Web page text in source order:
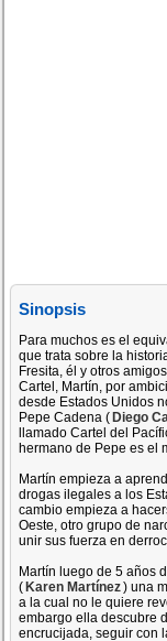
Sinopsis
Para muchos es el
que trata sobre la
Fresita, él y otros
Cartel, Martín, por
desde Estados Unidos
Pepe Cadena (Diego
llamado Cartel del
hermano de Pepe es el
Martín empieza a
drogas ilegales a los
cambio empieza a
Oeste, otro grupo de
unir sus fuerza en
Martín luego de 5 años
(Karen Martínez) una
a la cual no le quiere
embargo ella descubre
encrucijada, seguir con